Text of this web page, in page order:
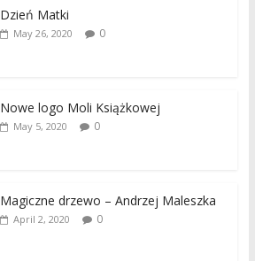
Dzień Matki
May 26, 2020 0
Nowe logo Moli Książkowej
May 5, 2020 0
Magiczne drzewo – Andrzej Maleszka
April 2, 2020 0